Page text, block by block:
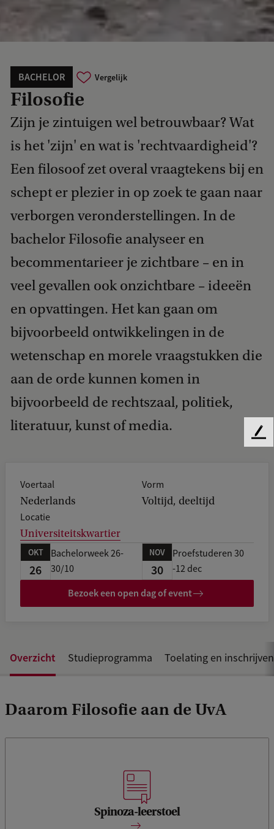
BACHELOR Vergelijk
Filosofie
Zijn je zintuigen wel betrouwbaar? Wat
is het 'zijn' en wat is 'rechtvaardigheid'?
Een filosoof zet overal vraagtekens bij en
schept er plezier in op zoek te gaan naar
verborgen veronderstellingen. In de
bachelor Filosofie analyseer en
becommentarieer je zichtbare – en in
veel gevallen ook onzichtbare – ideeën
en opvattingen. Het kan gaan om
bijvoorbeeld ontwikkelingen in de
wetenschap en morele vraagstukken die
aan de orde kunnen komen in
bijvoorbeeld de rechtszaal, politiek,
literatuur, kunst of media.
Voertaal
Nederlands
Vorm
Voltijd, deeltijd
Locatie
Universiteitskwartier
OKT
26
Bachelorweek 26-
30/10
NOV
30
Proefstuderen 30
-12 dec
Bezoek een open dag of event
Overzicht Studieprogramma Toelating en inschrijven
Daarom Filosofie aan de UvA
Spinoza-leerstoel
Lezingen volgen van professoren van buitenlandse
topuniversiteiten zoals Harvard University en de University
of California in Berkeley? Dankzij de Spinoza-leerstoel van
deze opleiding is het mogelijk om lezingen te krijgen van
professoren van prestigieuze buitenlandse universiteiten.
F